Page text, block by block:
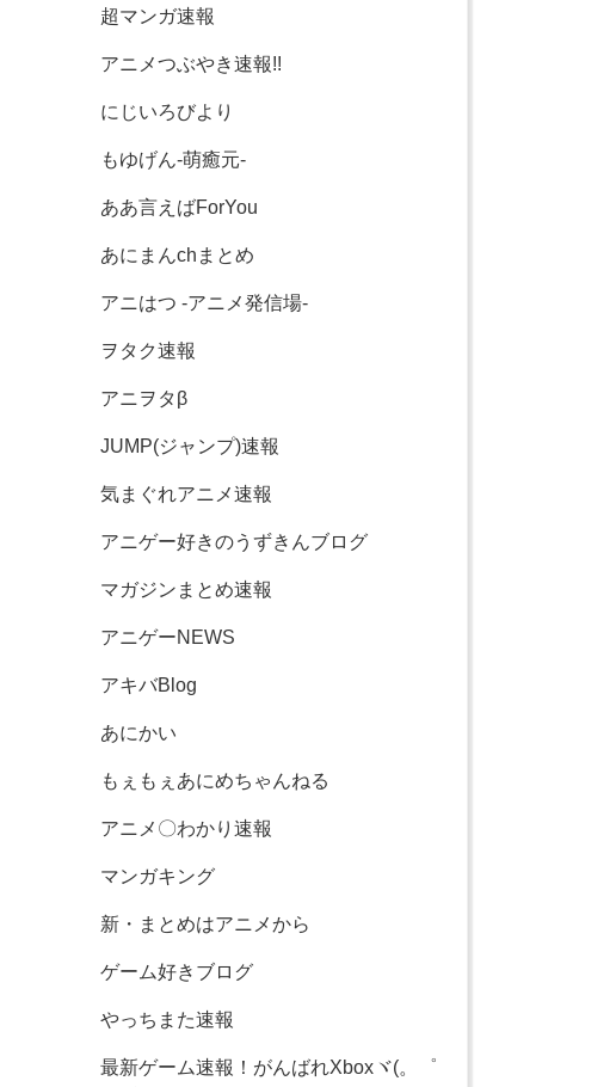
超マンガ速報
アニメつぶやき速報!!
にじいろびより
もゆげん-萌癒元-
ああ言えばForYou
あにまんchまとめ
アニはつ -アニメ発信場-
ヲタク速報
アニヲタβ
JUMP(ジャンプ)速報
気まぐれアニメ速報
アニゲー好きのうずきんブログ
マガジンまとめ速報
アニゲーNEWS
アキバBlog
あにかい
もぇもぇあにめちゃんねる
アニメ〇わかり速報
マンガキング
新・まとめはアニメから
ゲーム好きブログ
やっちまた速報
最新ゲーム速報！がんばれXboxヾ(。゜